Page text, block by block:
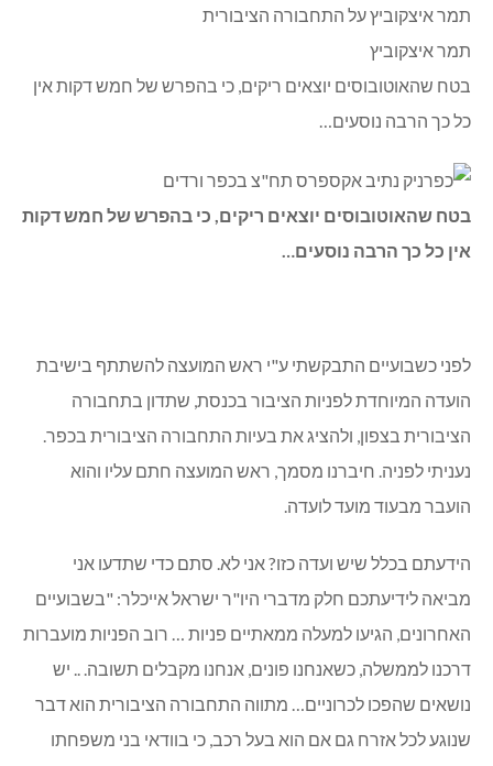
תמר איצקוביץ על התחבורה הציבורית
תמר איצקוביץ
בטח שהאוטובוסים יוצאים ריקים, כי בהפרש של חמש דקות אין
כל כך הרבה נוסעים…
בטח שהאוטובוסים יוצאים ריקים, כי בהפרש של חמש דקות
אין כל כך הרבה נוסעים…
לפני כשבועיים התבקשתי ע"י ראש המועצה להשתתף בישיבת
הועדה המיוחדת לפניות הציבור בכנסת, שתדון בתחבורה
הציבורית בצפון, ולהציג את בעיות התחבורה הציבורית בכפר.
נעניתי לפניה. חיברנו מסמך, ראש המועצה חתם עליו והוא
הועבר מבעוד מועד לועדה.
הידעתם בכלל שיש ועדה כזו? אני לא. סתם כדי שתדעו אני
מביאה לידיעתכם חלק מדברי היו"ר ישראל אייכלר: "בשבועיים
האחרונים, הגיעו למעלה ממאתיים פניות … רוב הפניות מועברות
דרכנו לממשלה, כשאנחנו פונים, אנחנו מקבלים תשובה. .. יש
נושאים שהפכו לכרוניים… מתווה התחבורה הציבורית הוא דבר
שנוגע לכל אזרח גם אם הוא בעל רכב, כי בוודאי בני משפחתו